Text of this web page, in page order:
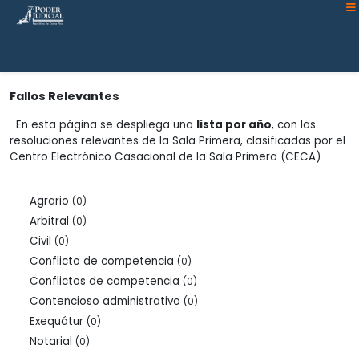
Atención:
Este
un
sistema
de
accesibilidad.
Fallos Relevantes
En esta página se despliega una lista por año, con las
resoluciones relevantes de la Sala Primera, clasificadas por el
Centro Electrónico Casacional de la Sala Primera (CECA).
Agrario (0)
Arbitral (0)
Civil (0)
Conflicto de competencia (0)
Conflictos de competencia (0)
Contencioso administrativo (0)
Exequátur (0)
Notarial (0)